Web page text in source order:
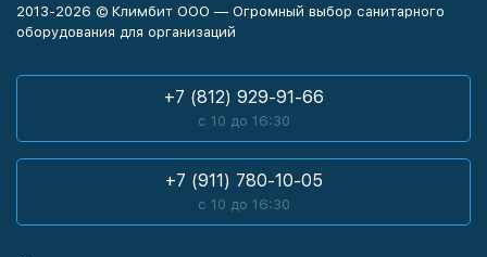
2013-2026 © Климбит ООО — Огромный выбор санитарного
оборудования для организаций
+7 (812) 929-91-66
с 10 до 16:30
+7 (911) 780-10-05
с 10 до 16:30